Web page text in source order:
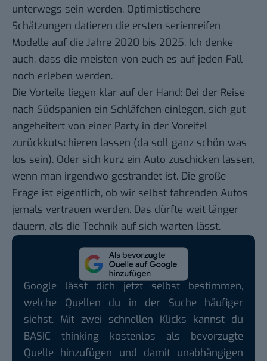
unterwegs sein werden. Optimistischere
Schätzungen datieren die ersten serienreifen
Modelle auf die Jahre 2020 bis 2025. Ich denke
auch, dass die meisten von euch es auf jeden Fall
noch erleben werden.
Die Vorteile liegen klar auf der Hand: Bei der Reise
nach Südspanien ein Schläfchen einlegen, sich gut
angeheitert von einer Party in der Voreifel
zurückkutschieren lassen (da soll ganz schön was
los sein). Oder sich kurz ein Auto zuschicken lassen,
wenn man irgendwo gestrandet ist. Die große
Frage ist eigentlich, ob wir selbst fahrenden Autos
jemals vertrauen werden. Das dürfte weit länger
dauern, als die Technik auf sich warten lässt.
Google lässt dich jetzt selbst bestimmen,
welche Quellen du in der Suche häufiger
siehst. Mit zwei schnellen Klicks kannst du
BASIC thinking kostenlos als bevorzugte
Quelle hinzufügen und damit unabhängigen